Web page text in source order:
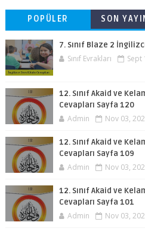
POPÜLER SON
7. Sınıf Blaze 2
Sınıf Evrakları Sept
12. Sınıf Akaid ve
Cevapları Sayfa 120
Admin Nov 03,
12. Sınıf Akaid ve
Cevapları Sayfa 109
Admin Nov 03,
12. Sınıf Akaid ve
Cevapları Sayfa 101
Admin Nov 03,